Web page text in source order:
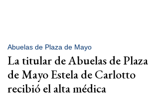
Abuelas de Plaza de Mayo
La titular de Abuelas de Plaza
de Mayo Estela de Carlotto
recibió el alta médica